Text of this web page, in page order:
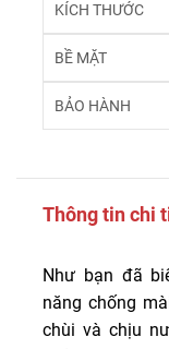
KÍCH THƯỚC
BỀ MẶT
BẢO HÀNH
Thông tin chi
Như bạn đã
năng chống
chùi và chịu